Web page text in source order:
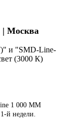
| Москва
и "SMD-Line-
(3000 К)
1 000 ММ
й недели.